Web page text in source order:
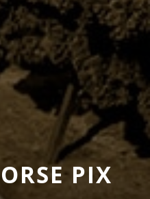
PIX